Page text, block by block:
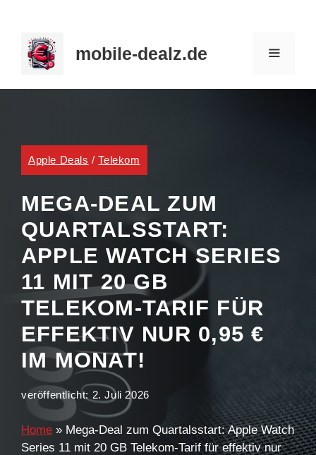
Inhalt
springen
mobile-dealz.de
Apple Deals /Telekom
MEGA-DEAL ZUM
QUARTALSSTART:
APPLE WATCH SERIES
11 MIT 20 GB
TELEKOM-TARIF FÜR
EFFEKTIV NUR 0,95 €
IM MONAT!
veröffentlicht: 2. Juli 2026
Home » Mega-Deal zum Quartalsstart: Apple Watch
Series 11 mit 20 GB Telekom-Tarif für effektiv nur